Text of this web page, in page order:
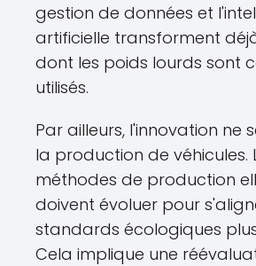
gestion de données et
artificielle transforment
dont les poids lourds sont
utilisés.
Par ailleurs, l'innovation ne
la production de véhicules.
méthodes de production
doivent évoluer pour
standards écologiques
Cela implique une